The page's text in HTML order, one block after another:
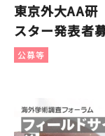
東京外大AA研
スター発表者募
公募等